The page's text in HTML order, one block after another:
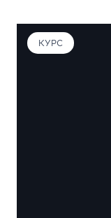
КУРС